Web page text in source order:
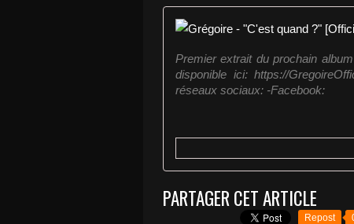
Premier extrait du prochain
disponible ici: https://
réseaux sociaux: -Facebook:
PARTAGER CET ARTICLE
Repost